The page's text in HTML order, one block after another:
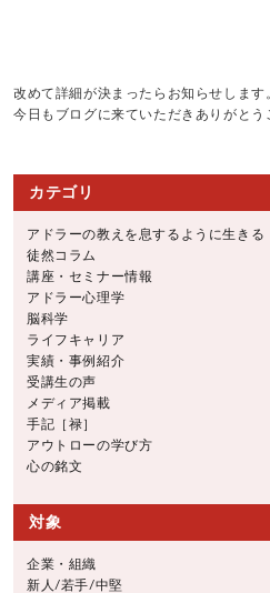
改めて詳細が決まったらお知らせします
今日もブログに来ていただきありがとう
カテゴリ
アドラーの教えを息するように生きる
徒然コラム
講座・セミナー情報
アドラー心理学
脳科学
ライフキャリア
実績・事例紹介
受講生の声
メディア掲載
手記［禄］
アウトローの学び方
心の銘文
対象
企業・組織
新人/若手/中堅